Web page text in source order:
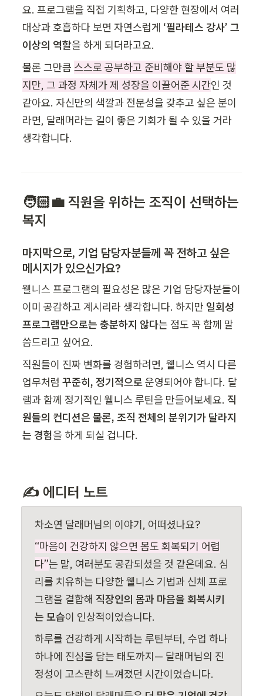
요. 프로그램을 직접 기획하고, 다양한 현장에서 여러
대상과 호흡하다 보면 자연스럽게 ‘필라테스 강사’ 그
이상의 역할을 하게 되더라고요.
물론 그만큼 스스로 공부하고 준비해야 할 부분도 많
지만, 그 과정 자체가 제 성장을 이끌어준 시간인 것
같아요. 자신만의 색깔과 전문성을 갖추고 싶은 분이
라면, 달래머라는 길이 좋은 기회가 될 수 있을 거라
생각합니다.
🧑🏻‍💼 직원을 위하는 조직이 선택하는
복지
마지막으로, 기업 담당자분들께 꼭 전하고 싶은
메시지가 있으신가요?
웰니스 프로그램의 필요성은 많은 기업 담당자분들이
이미 공감하고 계시리라 생각합니다. 하지만 일회성
프로그램만으로는 충분하지 않다는 점도 꼭 함께 말
씀드리고 싶어요.
직원들이 진짜 변화를 경험하려면, 웰니스 역시 다른
업무처럼 꾸준히, 정기적으로 운영되어야 합니다. 달
램과 함께 정기적인 웰니스 루틴을 만들어보세요. 직
원들의 컨디션은 물론, 조직 전체의 분위기가 달라지
는 경험을 하게 되실 겁니다.
✍️ 에디터 노트
차소연 달래머님의 이야기, 어떠셨나요?
“마음이 건강하지 않으면 몸도 회복되기 어렵
다”는 말, 여러분도 공감되셨을 것 같은데요. 심
리를 치유하는 다양한 웰니스 기법과 신체 프로
그램을 결합해 직장인의 몸과 마음을 회복시키
는 모습이 인상적이었습니다.
하루를 건강하게 시작하는 루틴부터, 수업 하나
하나에 진심을 담는 태도까지— 달래머님의 진
정성이 고스란히 느껴졌던 시간이었습니다.